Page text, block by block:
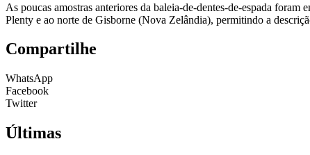
As poucas amostras anteriores da baleia-de-dentes-de-espada
Plenty e ao norte de Gisborne (Nova Zelândia), permitindo a
Compartilhe
WhatsApp
Facebook
Twitter
Últimas